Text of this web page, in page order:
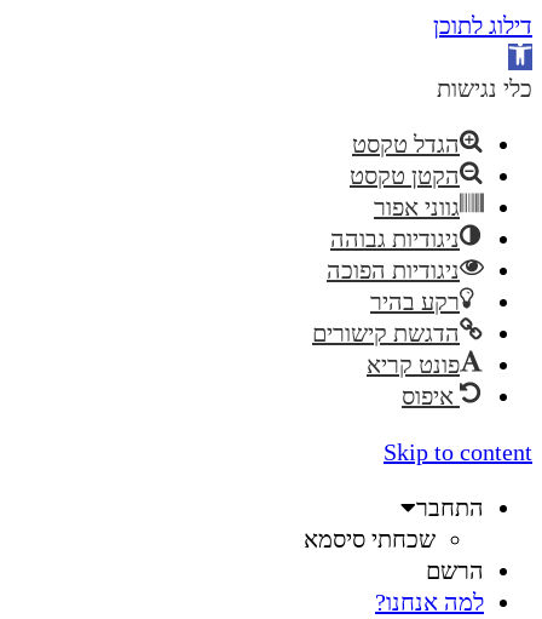
דילוג לתוכן
פתח
סרגל
כלי נגישות
הגדל טקסט
הקטן טקסט
גווני אפור
ניגודיות גבוהה
ניגודיות הפוכה
רקע בהיר
הדגשת קישורים
פונט קריא
איפוס
Skip to content
התחבר
שכחתי סיסמא
הרשם
למה אנחנו?